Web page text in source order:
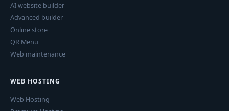
AI website builder
Advanced builder
Online store
QR Menu
Web maintenance
WEB HOSTING
Web Hosting